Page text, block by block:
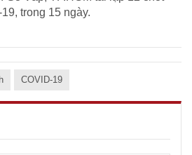
trong 15 ngày.
COVID-19